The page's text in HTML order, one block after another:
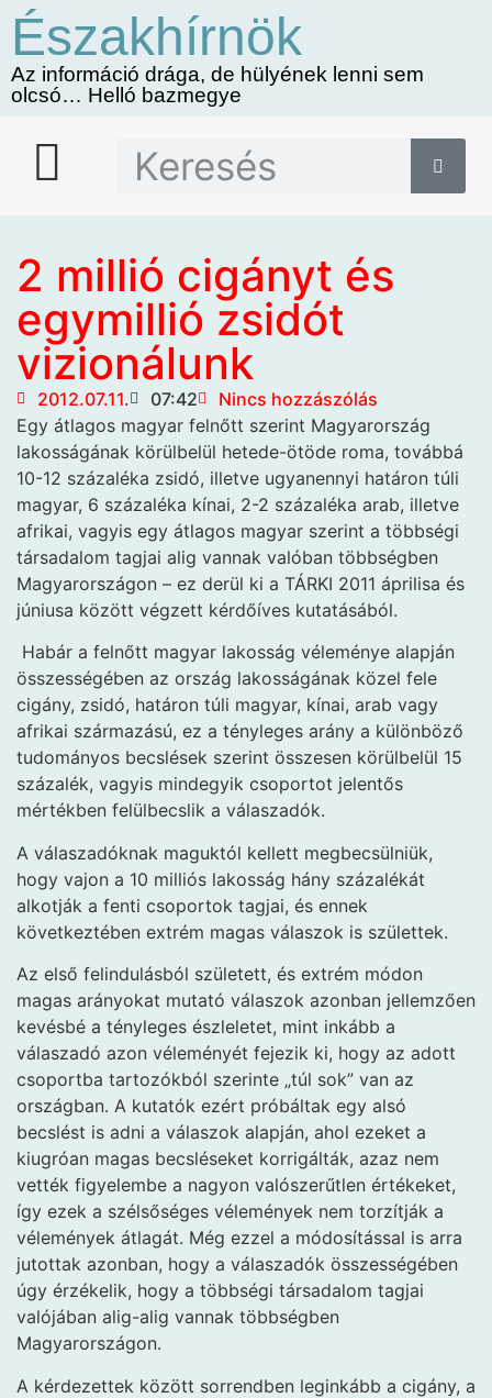
Északhírnök
Az információ drága, de hülyének lenni sem
olcsó… Helló bazmegye
2 millió cigányt és
egymillió zsidót
vizionálunk
2012.07.11. 07:42
Nincs hozzászólás
Egy átlagos magyar felnőtt szerint Magyarország
lakosságának körülbelül hetede-ötöde roma, továbbá
10-12 százaléka zsidó, illetve ugyanennyi határon túli
magyar, 6 százaléka kínai, 2-2 százaléka arab, illetve
afrikai, vagyis egy átlagos magyar szerint a többségi
társadalom tagjai alig vannak valóban többségben
Magyarországon – ez derül ki a TÁRKI 2011 áprilisa és
júniusa között végzett kérdőíves kutatásából.
Habár a felnőtt magyar lakosság véleménye alapján
összességében az ország lakosságának közel fele
cigány, zsidó, határon túli magyar, kínai, arab vagy
afrikai származású, ez a tényleges arány a különböző
tudományos becslések szerint összesen körülbelül 15
százalék, vagyis mindegyik csoportot jelentős
mértékben felülbecslik a válaszadók.
A válaszadóknak maguktól kellett megbecsülniük,
hogy vajon a 10 milliós lakosság hány százalékát
alkotják a fenti csoportok tagjai, és ennek
következtében extrém magas válaszok is születtek.
Az első felindulásból született, és extrém módon
magas arányokat mutató válaszok azonban jellemzően
kevésbé a tényleges észleletet, mint inkább a
válaszadó azon véleményét fejezik ki, hogy az adott
csoportba tartozókból szerinte „túl sok” van az
országban. A kutatók ezért próbáltak egy alsó
becslést is adni a válaszok alapján, ahol ezeket a
kiugróan magas becsléseket korrigálták, azaz nem
vették figyelembe a nagyon valószerűtlen értékeket,
így ezek a szélsőséges vélemények nem torzítják a
vélemények átlagát. Még ezzel a módosítással is arra
jutottak azonban, hogy a válaszadók összességében
úgy érzékelik, hogy a többségi társadalom tagjai
valójában alig-alig vannak többségben
Magyarországon.
A kérdezettek között sorrendben leginkább a cigány, a